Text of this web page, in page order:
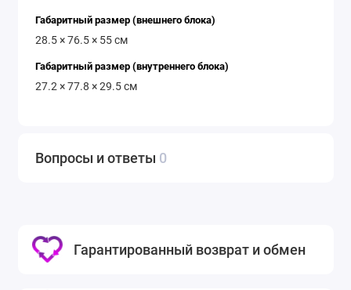
Габаритный размер (внешнего блока)
28.5 × 76.5 × 55 см
Габаритный размер (внутреннего блока)
27.2 × 77.8 × 29.5 см
Вопросы и ответы 0
Гарантированный возврат и обмен